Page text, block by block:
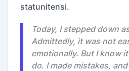
statunitensi.
Today, I stepped down
Admittedly, it was not
emotionally. But I know
do. I made mistakes,